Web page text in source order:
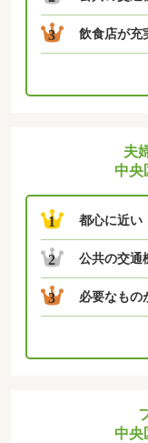
3 飲食店が充
夫
中央
1 都心に近い
2 公共の交通
3 必要なもの
中央